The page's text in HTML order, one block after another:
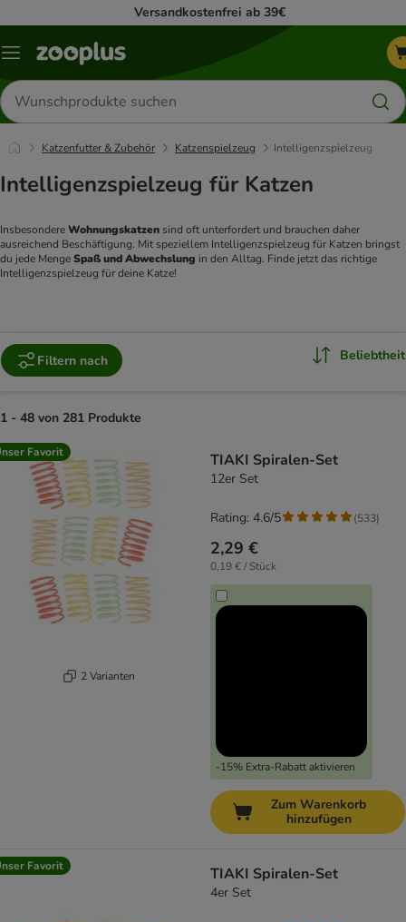
Versandkostenfrei ab 39€
Menü
Produkte
suchen
Katzenfutter & Zubehör Katzenspielzeug Intelligenzspielzeug
Intelligenzspielzeug für Katzen
Insbesondere Wohnungskatzen sind oft unterfordert und brauchen daher
ausreichend Beschäftigung. Mit speziellem Intelligenzspielzeug für Katzen bringst
du jede Menge Spaß und Abwechslung in den Alltag. Finde jetzt das richtige
Intelligenzspielzeug für deine Katze!
Filtern nach Beliebtheit
1 - 48 von 281 Produkte
product items have been changed
Favorit
2 Varianten
TIAKI Spiralen-Set
12er Set
2,29 €
0,19 € / Stück
-15% Extra-Rabatt aktivieren
Rating: 4.6/5 (533)
Zum Warenkorb
hinzufügen
Favorit TIAKI Spiralen-Set
4er Set